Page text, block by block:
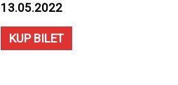
13.05.2022
KUP BILET